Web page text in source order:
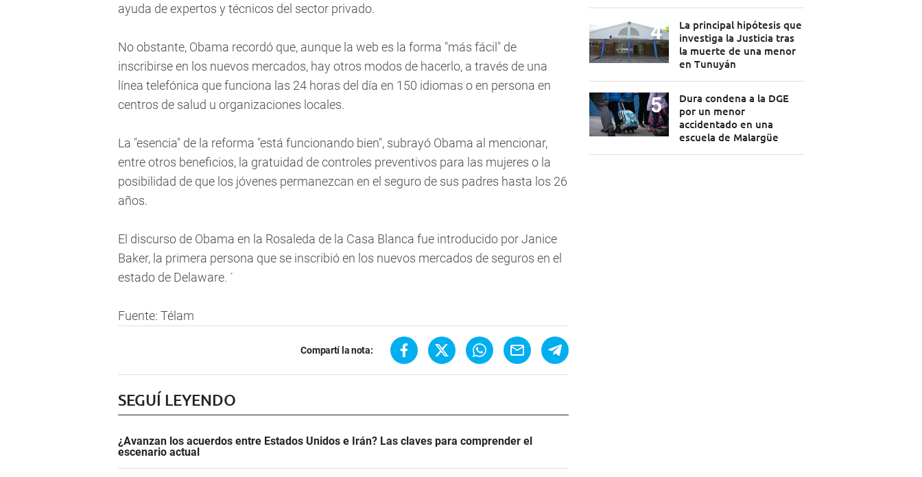
ayuda de expertos y técnicos del sector privado.
No obstante, Obama recordó que, aunque la web es la forma "más fácil" de
inscribirse en los nuevos mercados, hay otros modos de hacerlo, a través de una
línea telefónica que funciona las 24 horas del día en 150 idiomas o en persona en
centros de salud u organizaciones locales.
La "esencia" de la reforma "está funcionando bien", subrayó Obama al mencionar,
entre otros beneficios, la gratuidad de controles preventivos para las mujeres o la
posibilidad de que los jóvenes permanezcan en el seguro de sus padres hasta los 26
años.
El discurso de Obama en la Rosaleda de la Casa Blanca fue introducido por Janice
Baker, la primera persona que se inscribió en los nuevos mercados de seguros en el
estado de Delaware. ´
Fuente: Télam
Compartí la nota:
SEGUÍ LEYENDO
¿Avanzan los acuerdos entre Estados Unidos e Irán? Las claves para comprender el
escenario actual
La principal hipótesis que
investiga la Justicia tras
la muerte de una menor
en Tunuyán
Dura condena a la DGE
por un menor
accidentado en una
escuela de Malargüe